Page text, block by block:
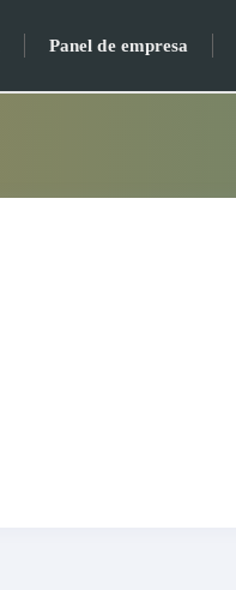
Panel de empresa